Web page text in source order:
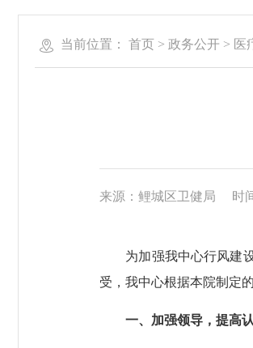
当前位置： 首页 > 政务公开 > 医
来源：鲤城区卫健局 时
为加强我中心行风建设
受，我中心根据本院制定
一、加强领导，提高